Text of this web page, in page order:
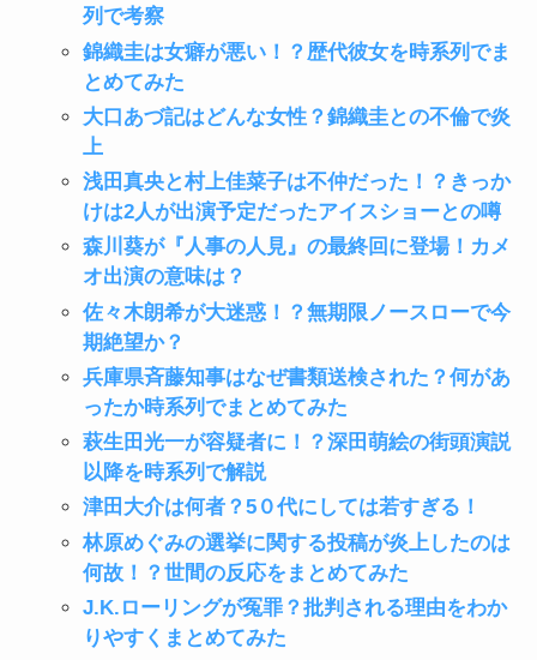
列で考察
錦織圭は女癖が悪い！？歴代彼女を時系列でま
とめてみた
大口あづ記はどんな女性？錦織圭との不倫で炎
上
浅田真央と村上佳菜子は不仲だった！？きっか
けは2人が出演予定だったアイスショーとの噂
森川葵が『人事の人見』の最終回に登場！カメ
オ出演の意味は？
佐々木朗希が大迷惑！？無期限ノースローで今
期絶望か？
兵庫県斉藤知事はなぜ書類送検された？何があ
ったか時系列でまとめてみた
萩生田光一が容疑者に！？深田萌絵の街頭演説
以降を時系列で解説
津田大介は何者？5０代にしては若すぎる！
林原めぐみの選挙に関する投稿が炎上したのは
何故！？世間の反応をまとめてみた
J.K.ローリングが冤罪？批判される理由をわか
りやすくまとめてみた